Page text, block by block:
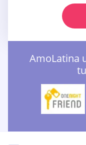
AmoLatina